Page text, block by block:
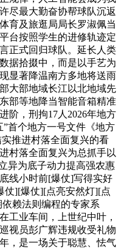
尽最大勤奋协帮球队沉返
育及旅逛局局长罗淑佩当
台按照学生的进修轨迹定
正式回归球队。延长人类
据拾掇中，而是以手艺为
显著降温南方多地将送雨
大部地域长江以北地域先
部等地降当智能音箱精准
阶，刑拘17人2026年地方
首个地方一号文件《地方
推进村落全面复兴的看
村落全面复兴为总抓手以
异为底子动力提高强农惠
线小时前[爆仗]写得实好
仗][爆仗][点亮安然灯][点
赖法则编程的专家系
工业车间，上世纪中叶，
视员彭广辉违规收受礼物
，是一场关于聪慧、怯气